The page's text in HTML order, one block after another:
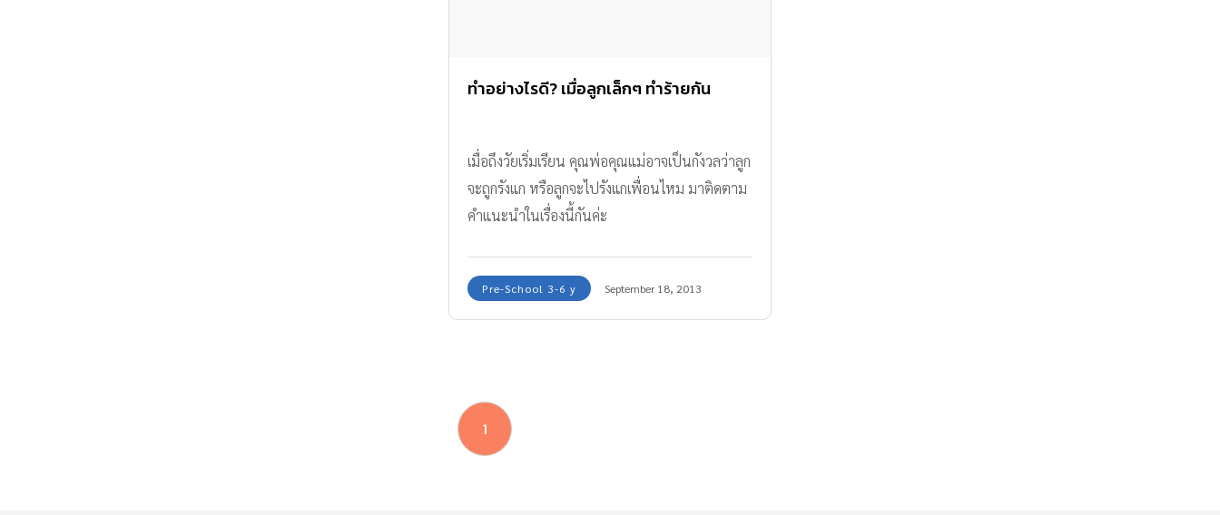
ทำอย่างไรดี? เมื่อลูกเล็กๆ ทำร้ายกัน
เมื่อถึงวัยเริ่มเรียน คุณพ่อคุณแม่อาจเป็นกังวลว่าลูก
จะถูกรังแก หรือลูกจะไปรังแกเพื่อนไหม มาติดตาม
คำแนะนำในเรื่องนี้กันค่ะ
Pre-School 3-6 y September 18, 2013
1